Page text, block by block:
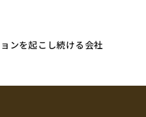
ンを起こし続ける会社